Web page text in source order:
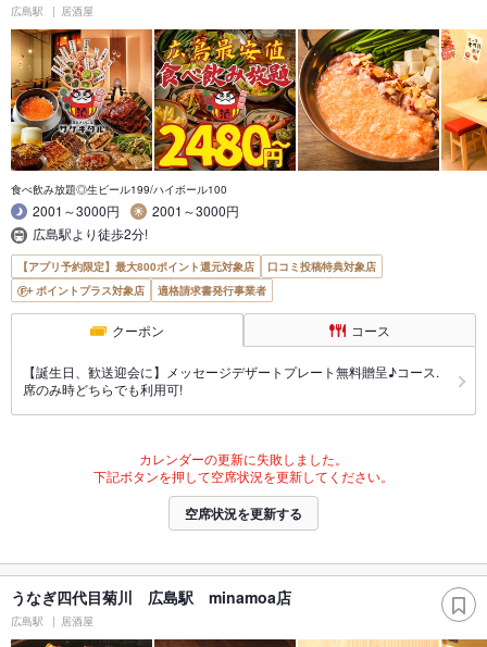
広島駅 居酒屋
食べ飲み放題◎生ビール199/ハイボール100
2001～3000円
2001～3000円
広島駅より徒歩2分!
【アプリ予約限定】最大800ポイント還元対象店
口コミ投稿特典対象店
ポイントプラス対象店
適格請求書発行事業者
クーポン コース
【誕生日、歓送迎会に】メッセージデザートプレート無料贈呈♪コース.
席のみ時どちらでも利用可!
カレンダーの更新に失敗しました。
下記ボタンを押して空席状況を更新してください。
空席状況を更新する
うなぎ四代目菊川 広島駅 minamoa店
広島駅 居酒屋